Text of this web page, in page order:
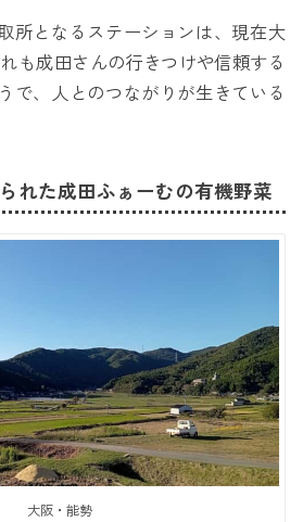
所となるステーションは、現在大
も成田さんの行きつけや信頼する
で、人とのつながりが生きている
れた成田ふぁーむの有機野菜
大阪・能勢